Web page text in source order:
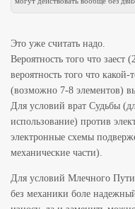
Это уже считать надо.
Вероятность того что заест
вероятность того что
(возможно 7-8 элементов)
Для условий врат Судьбы
использование) против
электронные схемы
механические части).
Для условий Млечного Пути
без механики боле